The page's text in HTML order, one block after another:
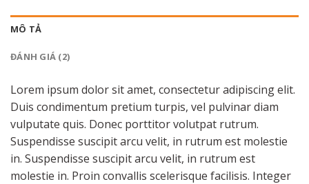
MÔ TẢ
ĐÁNH GIÁ (2)
Lorem ipsum dolor sit amet, consectetur adipiscing elit.
Duis condimentum pretium turpis, vel pulvinar diam
vulputate quis. Donec porttitor volutpat rutrum.
Suspendisse suscipit arcu velit, in rutrum est molestie
in. Suspendisse suscipit arcu velit, in rutrum est
molestie in. Proin convallis scelerisque facilisis. Integer